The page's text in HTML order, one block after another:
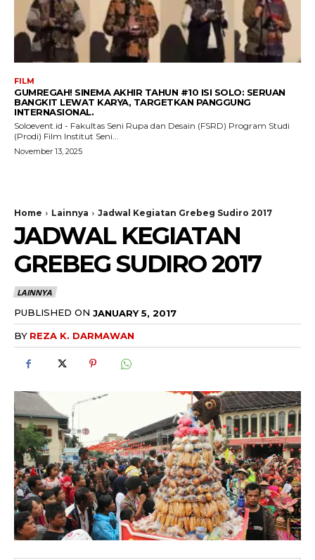
FILM
GUMREGAH! SINEMA AKHIR TAHUN #10 ISI SOLO: SERUAN
BANGKIT LEWAT KARYA, TARGETKAN PANGGUNG
INTERNASIONAL.
Soloevent.id - Fakultas Seni Rupa dan Desain (FSRD) Program Studi
(Prodi) Film Institut Seni...
November 13, 2025